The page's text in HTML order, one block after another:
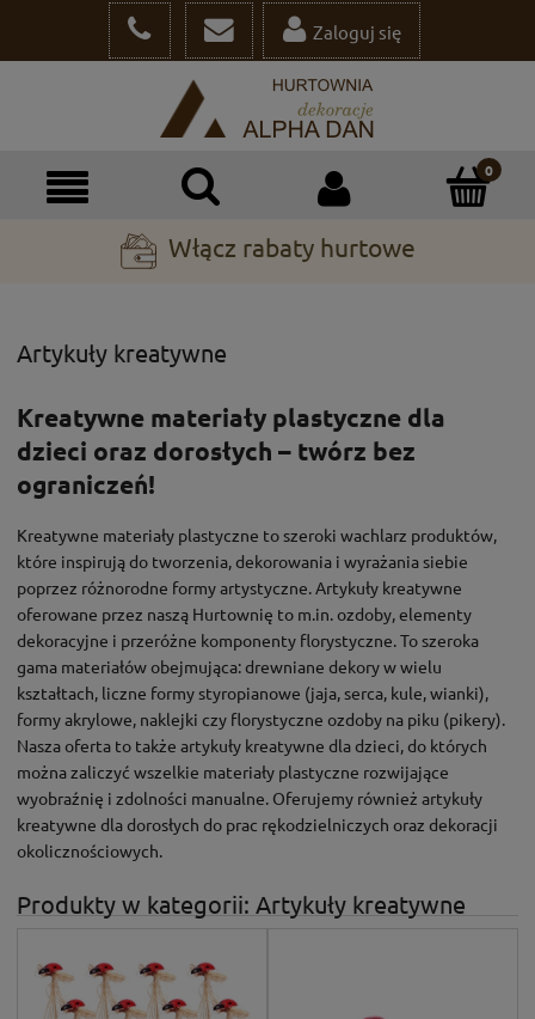
Zaloguj się
Włącz rabaty hurtowe
Artykuły kreatywne
Kreatywne materiały plastyczne dla
dzieci oraz dorosłych – twórz bez
ograniczeń!
Kreatywne materiały plastyczne to szeroki wachlarz produktów,
które inspirują do tworzenia, dekorowania i wyrażania siebie
poprzez różnorodne formy artystyczne. Artykuły kreatywne
oferowane przez naszą Hurtownię to m.in. ozdoby, elementy
dekoracyjne i przeróżne komponenty florystyczne. To szeroka
gama materiałów obejmująca: drewniane dekory w wielu
kształtach, liczne formy styropianowe (jaja, serca, kule, wianki),
formy akrylowe, naklejki czy florystyczne ozdoby na piku (pikery).
Nasza oferta to także artykuły kreatywne dla dzieci, do których
można zaliczyć wszelkie materiały plastyczne rozwijające
wyobraźnię i zdolności manualne. Oferujemy również artykuły
kreatywne dla dorosłych do prac rękodzielniczych oraz dekoracji
okolicznościowych.
Produkty w kategorii: Artykuły kreatywne